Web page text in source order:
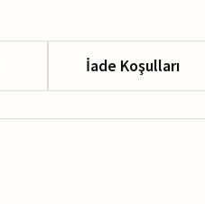
İade Koşulları